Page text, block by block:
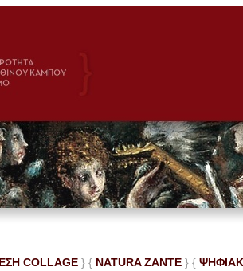
COLLAGE }{ NATURA ZANTE} {